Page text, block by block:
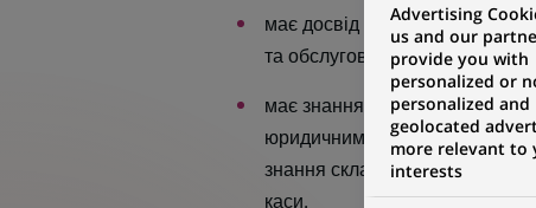
має досвід роботи від 3 років
та обслуговування клієнтів);
має знання нормативних
юридичними особами, знання
знання складних продуктів
каси.
Advertising
us and our
provide you with
personalized or
personalized and
geolocated
more relevant to
interests